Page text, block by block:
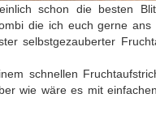
schon die besten
die ich euch gerne ans
selbstgezauberter
schnellen
wie wäre es mit